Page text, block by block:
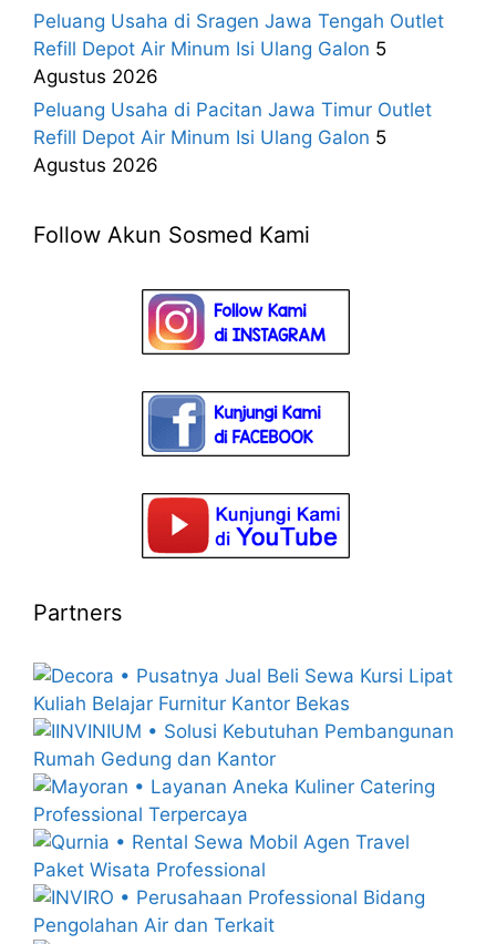
Peluang Usaha di Sragen Jawa Tengah Outlet
Refill Depot Air Minum Isi Ulang Galon 5
Agustus 2026
Peluang Usaha di Pacitan Jawa Timur Outlet
Refill Depot Air Minum Isi Ulang Galon 5
Agustus 2026
Follow Akun Sosmed Kami
Partners